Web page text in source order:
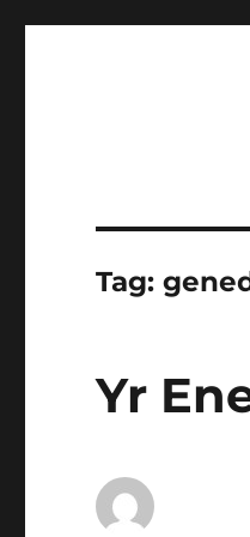
Tag:
Yr